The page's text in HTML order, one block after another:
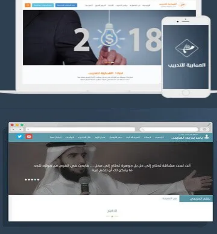
تصميم العمارية للتدريب
التفاصيل
موقع ياسر بن بدر الحزيمي
التفاصيل